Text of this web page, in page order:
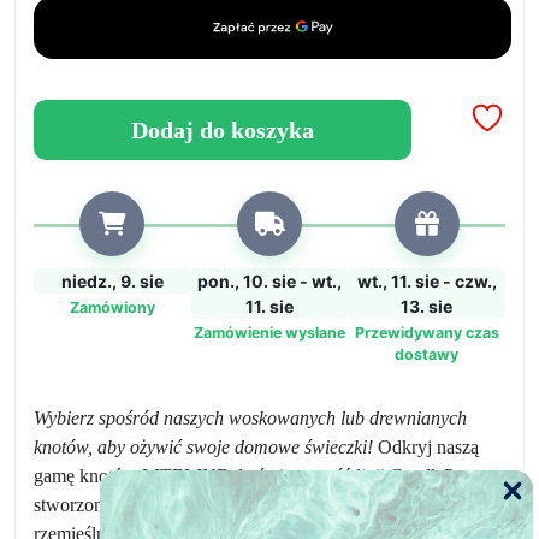
świec!
Dodaj do koszyka
niedz., 9. sie
Zamówiony
pon., 10. sie - wt.,
11. sie
Zamówienie wysłane
wt., 11. sie - czw.,
13. sie
Przewidywany czas
dostawy
Wybierz spośród naszych woskowanych lub drewnianych
knotów, aby ożywić swoje domowe świeczki! Odkryj naszą
gamę knotów LITELINE do świec, część linii CandlePro,
stworzoną dla twórczyń domowych świeczek i
rzemieślniczek. Od klasycznych
woskowanych knotów,